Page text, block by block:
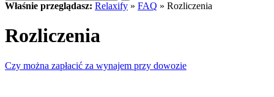
Właśnie przeglądasz: Relaxify » FAQ » Rozliczenia
Rozliczenia
Czy można zapłacić za wynajem przy dowozie